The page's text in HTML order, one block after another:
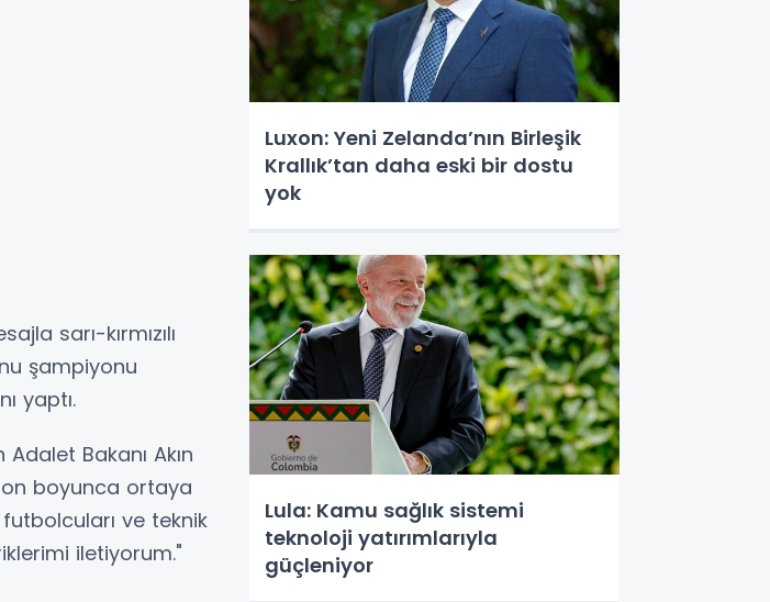
sarı-kırmızılı
şampiyonu
yaptı.
Bakanı Akın
boyunca ortaya
ve teknik
iletiyorum."
Luxon: Yeni Zelanda’nın Birleşik
Krallık’tan daha eski bir dostu
yok
Lula: Kamu sağlık sistemi
teknoloji yatırımlarıyla
güçleniyor